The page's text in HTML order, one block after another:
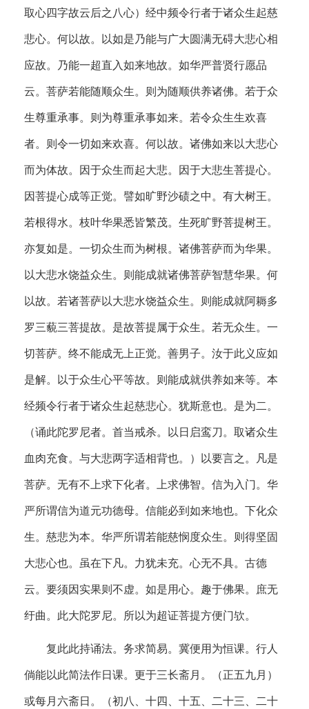
取心四字故云后之八心）经中频令行者于诸众生起慈
悲心。何以故。以如是乃能与广大圆满无碍大悲心相
应故。乃能一超直入如来地故。如华严普贤行愿品
云。菩萨若能随顺众生。则为随顺供养诸佛。若于众
生尊重承事。则为尊重承事如来。若令众生生欢喜
者。则令一切如来欢喜。何以故。诸佛如来以大悲心
而为体故。因于众生而起大悲。因于大悲生菩提心。
因菩提心成等正觉。譬如旷野沙碛之中。有大树王。
若根得水。枝叶华果悉皆繁茂。生死旷野菩提树王。
亦复如是。一切众生而为树根。诸佛菩萨而为华果。
以大悲水饶益众生。则能成就诸佛菩萨智慧华果。何
以故。若诸菩萨以大悲水饶益众生。则能成就阿耨多
罗三藐三菩提故。是故菩提属于众生。若无众生。一
切菩萨。终不能成无上正觉。善男子。汝于此义应如
是解。以于众生心平等故。则能成就供养如来等。本
经频令行者于诸众生起慈悲心。犹斯意也。是为二。
（诵此陀罗尼者。首当戒杀。以日启鸾刀。取诸众生
血肉充食。与大悲两字适相背也。）以要言之。凡是
菩萨。无有不上求下化者。上求佛智。信为入门。华
严所谓信为道元功德母。信能必到如来地也。下化众
生。慈悲为本。华严所谓若能慈悯度众生。则得坚固
大悲心也。虽在下凡。力犹未充。心无不具。古德
云。要须因实果则不虚。如是用心。趣于佛果。庶无
纡曲。此大陀罗尼。所以为超证菩提方便门欤。
复此此持诵法。务求简易。冀便用为恒课。行人
倘能以此简法作日课。更于三长斋月。（正五九月）
或每月六斋日。（初八、十四、十五、二十三、二十